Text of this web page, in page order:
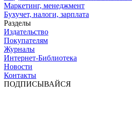
Маркетинг, менеджмент
Бухучет, налоги, зарплата
Разделы
Издательство
Покупателям
Журналы
Интернет-Библиотека
Новости
Контакты
ПОДПИСЫВАЙСЯ